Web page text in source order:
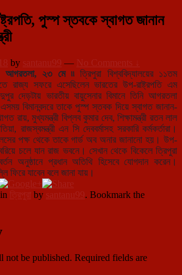
পুস্প স্তবকে স্বাগত জানান
by santanu99 — No Comments ↓
আগরতলা, ২৩ মে ৷৷ত্রিপুরা বিশ্ববিদ্যালয়ের ১১তম
রাজ্য সফরে এসেছিলেন ভারতের উপ-রাষ্ট্রপতি এম
দেড়টায় ভারতীয় বায়ুসেনার বিমানে তিনি আগরতলা
বিমানবন্দরে তাকে পুস্প স্তবক দিয়ে স্বাগত জানান-
রায়, মুখ্যমন্ত্রী বিপ্লব কুমার দেব, শিক্ষামন্ত্রী রতন লাল
রাজস্বমন্ত্রী এন সি দেববর্মাসহ সরকারি কর্মকর্তারা।
পক্ষ থেকে তাকে গার্ড অব অনার জানানো হয়। উপ-
চলে যান রাজ ভবনে। সেখান থেকে বিকেলে ত্রিপুরা
অনুষ্ঠানে প্রধান অতিথি হিসেবে যোগদান করেন।
ফিরে যাবেন বলে জানা যায়।
ত্রিপুরা by santanu99. Bookmark the
not be published. Required fields are